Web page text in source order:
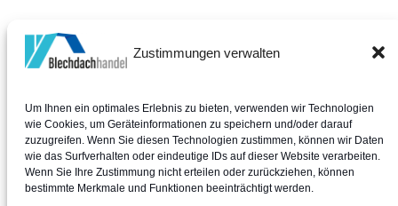
Zustimmungen verwalten
Um Ihnen ein optimales Erlebnis zu bieten, verwenden wir Technologien
wie Cookies, um Geräteinformationen zu speichern und/oder darauf
zuzugreifen. Wenn Sie diesen Technologien zustimmen, können wir Daten
wie das Surfverhalten oder eindeutige IDs auf dieser Website verarbeiten.
Wenn Sie Ihre Zustimmung nicht erteilen oder zurückziehen, können
bestimmte Merkmale und Funktionen beeinträchtigt werden.
Unterstützung und Beratung unter:
+49 39487 745973
Mo.-Do.: 08:00-16:00 Uhr
Fr.: 08:00-13:00 Uhr
Sa. & So.: geschlossen